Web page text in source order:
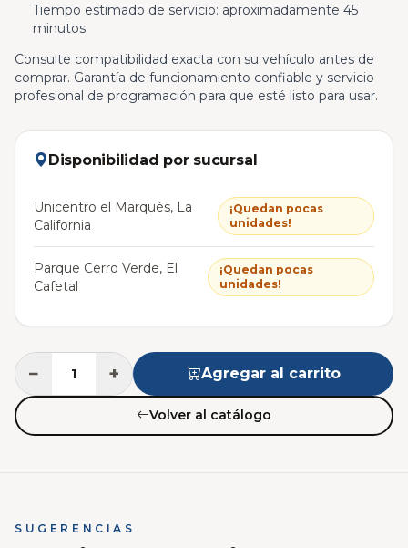
Tiempo estimado de servicio: aproximadamente 45
minutos
Consulte compatibilidad exacta con su vehículo antes de
comprar. Garantía de funcionamiento confiable y servicio
profesional de programación para que esté listo para usar.
Disponibilidad por sucursal
Unicentro el Marqués, La
California
¡Quedan pocas
unidades!
Parque Cerro Verde, El
Cafetal
¡Quedan pocas
unidades!
− + Agregar al carrito
Volver al catálogo
SUGERENCIAS